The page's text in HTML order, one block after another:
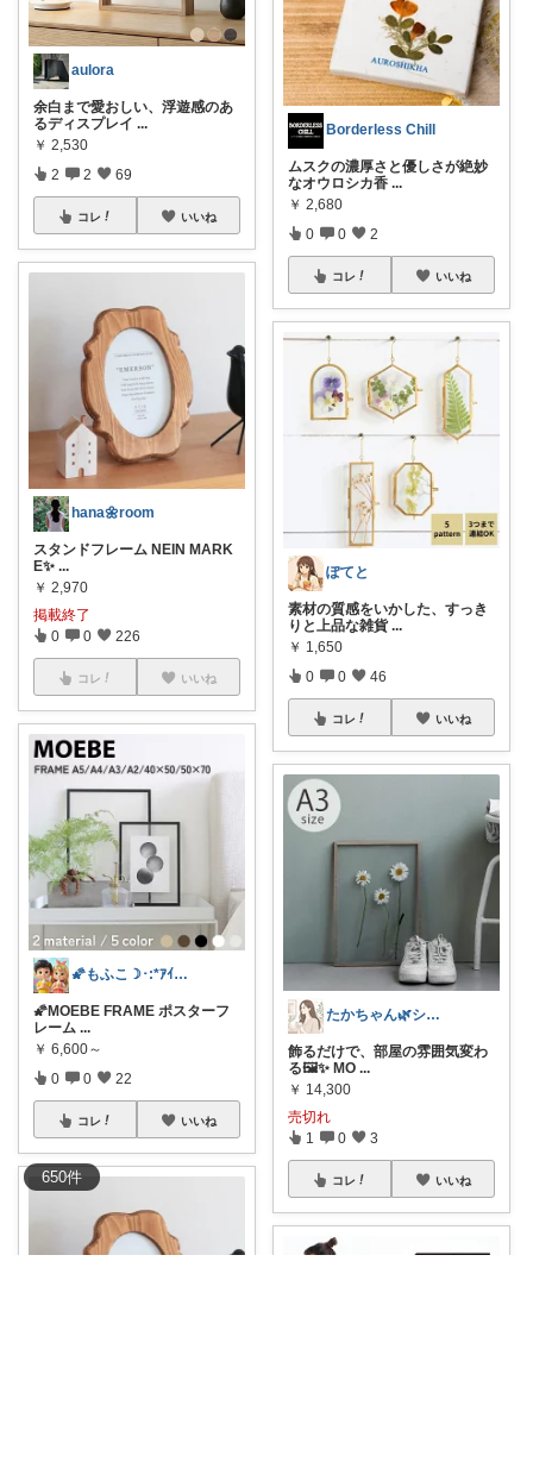
650件
aulora
余白まで愛おしい、浮遊感のあ
るディスプレイ ...
￥ 2,530
2 2 69
コレ いいね
hana🌼room
スタンドフレーム NEIN MARK
E✨ ...
￥ 2,970
掲載終了
0 0 226
コレ いいね
🌠もふこ☽･:*ｱｲｺﾝ変更しました♪
🌠MOEBE FRAME ポスターフ
レーム ...
￥ 6,600～
0 0 22
コレ いいね
Borderless Chill
ムスクの濃厚さと優しさが絶妙
なオウロシカ香 ...
￥ 2,680
0 0 2
コレ いいね
ぽてと
素材の質感をいかした、すっき
りと上品な雑貨 ...
￥ 1,650
0 0 46
コレ いいね
たかちゃん🌿シンプルで心地よい暮らし
飾るだけで、部屋の雰囲気変わ
る🖼️✨ MO ...
￥ 14,300
売切れ
1 0 3
コレ いいね